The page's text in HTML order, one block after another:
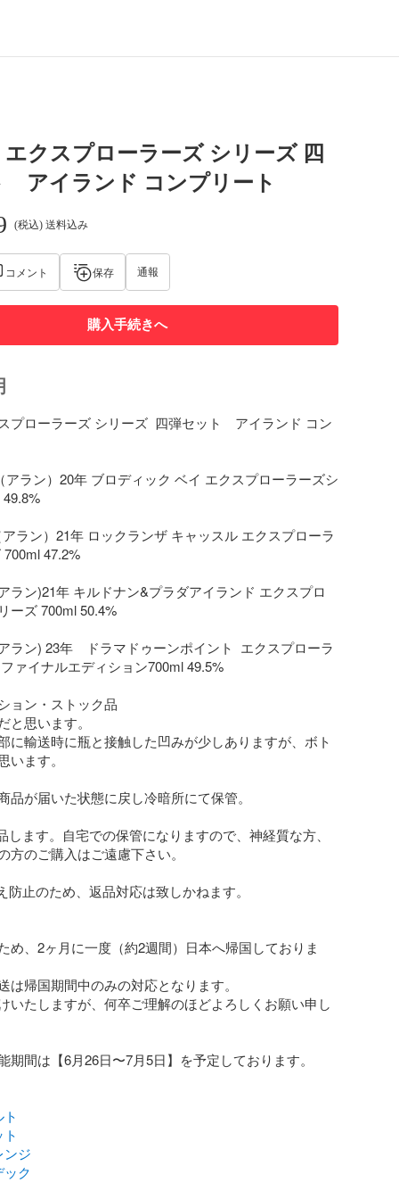
クスプローラーズ シリーズ 四
アイランド コンプリート
(税込) 送料込み
コメント 保存 通報
購入手続きへ
プローラーズ シリーズ  四弾セット　アイランド コン
アラン）20年 ブロディック ベイ エクスプローラーズシ
ラン）21年 ロックランザ キャッスル エクスプローラ
47.2%
ラン)21年 キルドナン&プラダアイランド エクスプロ
ーズ 700ml 50.4%
ラン) 23年　ドラマドゥーンポイント  エクスプローラ
ァイナルエディション700ml 49.5%
ョン・ストック品
と思います。
に輸送時に瓶と接触した凹みが少しありますが、ボト
います。
品が届いた状態に戻し冷暗所にて保管。
します。自宅での保管になりますので、神経質な方、
方のご購入はご遠慮下さい。
防止のため、返品対応は致しかねます。
め、2ヶ月に一度（約2週間）日本へ帰国しておりま
は帰国期間中のみの対応となります。
いたしますが、何卒ご理解のほどよろしくお願い申し
期間は【6月26日〜7月5日】を予定しております。
ンジ
ク